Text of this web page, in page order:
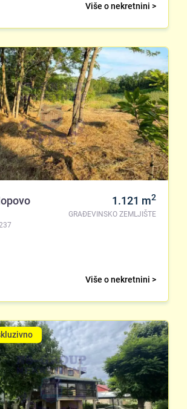
Više o nekretnini >
1.121 m2
GRAĐEVINSKO ZEMLJIŠTE
Više o nekretnini >